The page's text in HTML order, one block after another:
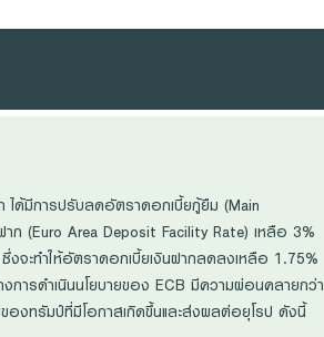
ได้มีการปรับลดอัตราดอกเบี้ยกู้ยืม (Main
ก (Euro Area Deposit Facility Rate) เหลือ 3%
จะทำให้อัตราดอกเบี้ยเงินฝากลดลงเหลือ 1.75%
การดำเนินนโยบายของ ECB มีความผ่อนคลายกว่า
องทรัมป์ที่มีโอกาสเกิดขึ้นและส่งผลต่อยุโรป ดังนี้